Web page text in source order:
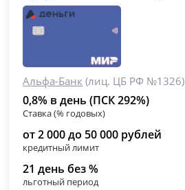
Альфа-Банк (лиц. ЦБ РФ №1326)
0,8% в день (ПСК 292%)
Ставка (% годовых)
от 2 000 до 50 000 рублей
кредитный лимит
21 день без %
льготный период